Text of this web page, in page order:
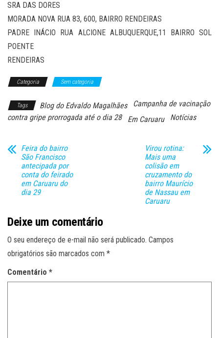
SRA DAS DORES
MORADA NOVA RUA 83, 600, BAIRRO RENDEIRAS
PADRE INÁCIO RUA ALCIONE ALBUQUERQUE,11 BAIRRO SOL
POENTE
RENDEIRAS
Categoria Sem categoria
Tags Blog do Edvaldo Magalhães
Campanha de vacinação
contra gripe prorrogada até o dia 28
Em Caruaru Notícias
Feira do bairro
São Francisco
antecipada por
conta do feirado
em Caruaru do
dia 29
Virou rotina:
Mais uma
colisão em
cruzamento do
bairro Maurício
de Nassau em
Caruaru
Deixe um comentário
O seu endereço de e-mail não será publicado. Campos
obrigatórios são marcados com *
Comentário *